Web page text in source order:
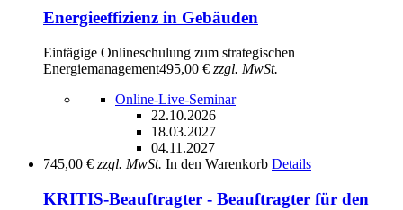
Energieeffizienz in Gebäuden
Eintägige Onlineschulung zum strategischen
Energiemanagement495,00 € zzgl. MwSt.
Online-Live-Seminar
22.10.2026
18.03.2027
04.11.2027
745,00 € zzgl. MwSt. In den Warenkorb Details
KRITIS-Beauftragter - Beauftragter für den